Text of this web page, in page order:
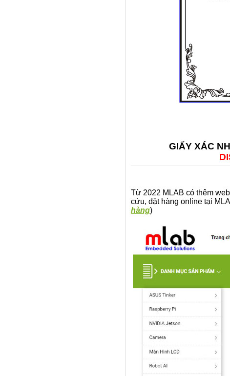
GIẤY XÁC
Từ 2022 MLAB có thêm
cứu, đặt hàng online tại
hàng)